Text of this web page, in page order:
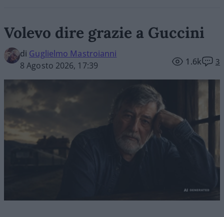
Volevo dire grazie a Guccini
di Guglielmo Mastroianni
8 Agosto 2026, 17:39
1.6k 3